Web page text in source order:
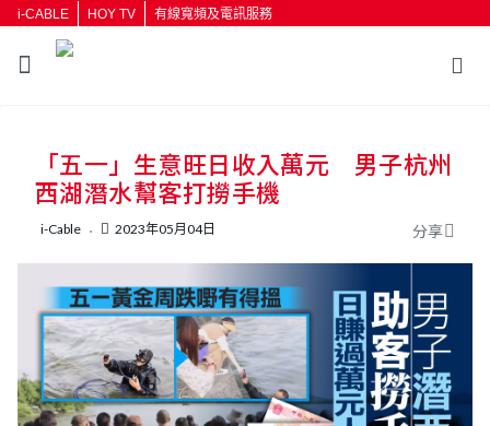
i-CABLE HOY TV 有線寬頻及電訊服務
按輸入鍵開始搜尋
「五一」生意旺日收入萬元 男子杭州
西湖潛水幫客打撈手機
i-Cable 2023年05月04日 分享